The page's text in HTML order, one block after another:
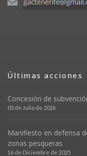
Últimas acciones
Concesión de
03 de Julio de 2026
Manifiesto en defensa
zonas pesqueras
16 de Diciembre de 2025